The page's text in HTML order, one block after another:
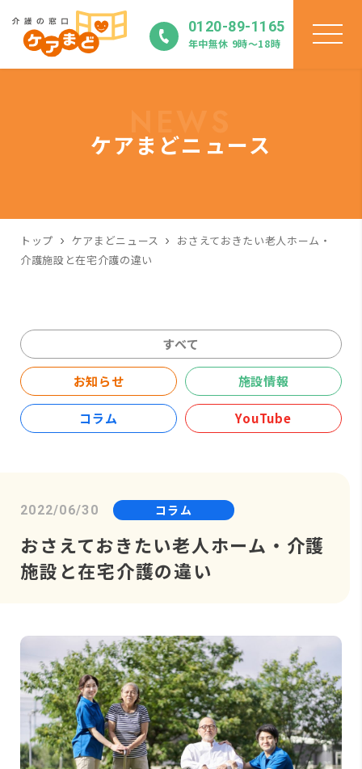
0120-89-1165
年中無休 9時〜18時
ケアまどニュース
トップ ケアまどニュース
おさえておきたい老人ホーム・
介護施設と在宅介護の違い
すべて
お知らせ 施設情報
コラム YouTube
2022/06/30 コラム
おさえておきたい老人ホーム・介護
施設と在宅介護の違い